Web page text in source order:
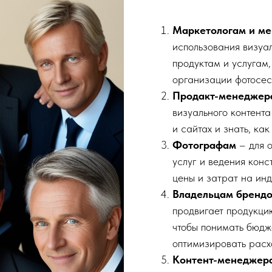
Маркетологам и
использования
продуктам и
организации
Продакт-
визуального
и сайтах и знать,
Фотографам – для
услуг и ведения
цены и затрат на
Владельцам
продвигает
чтобы понимать
оптимизировать
Контент-